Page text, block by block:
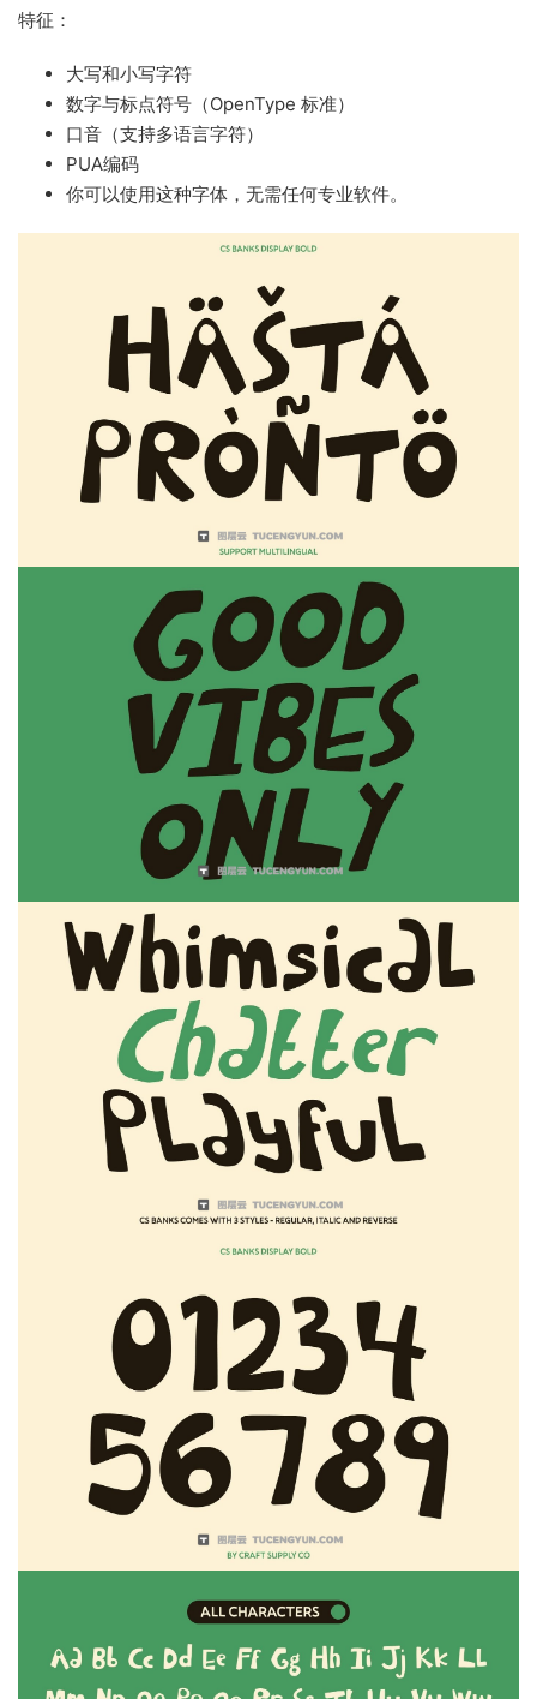
特征：
大写和小写字符
数字与标点符号（OpenType 标准）
口音（支持多语言字符）
PUA编码
你可以使用这种字体，无需任何专业软件。